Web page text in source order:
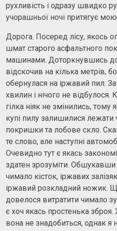
рухливість і одразу швидко
учорашньої ночі притягує мою
Дорога. Посеред лісу, якось
шмат старого асфальтного
машинами. Доторкнувшись
відскочив на кілька метрів,
обернулася на іржавий пил.
хвилин і нічого не відбулося.
гілка ніяк не змінились, тому
купі пилу залишилися
покришки та лобове скло.
те слово, але наступні
Очевидно тут є якась
здатен зрозуміти.
чимало кісток, іржавих
іржавий розкладний ножик.
довелося витратити чимало
є хоч якась простенька зброя.
вона не знадобиться, однак я